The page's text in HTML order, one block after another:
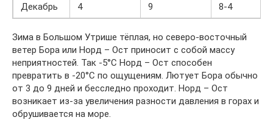
Декабрь
4 9 8-4
Зима в Большом Утрише тёплая, но северо-восточный
ветер Бора или Норд – Ост приносит с собой массу
неприятностей. Так -5°С Норд – Ост способен
превратить в -20°С по ощущениям. Лютует Бора обычно
от 3 до 9 дней и бесследно проходит. Норд – Ост
возникает из-за увеличения разности давления в горах и
обрушивается на море.